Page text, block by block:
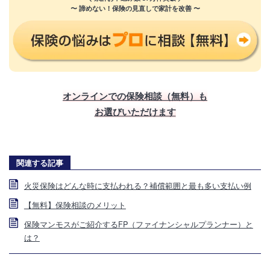
〜 諦めない！保険の見直しで家計を改善 〜
オンラインでの保険相談（無料）も
お選びいただけます
関連する記事
火災保険はどんな時に支払われる？補償範囲と最も多い支払い例
【無料】保険相談のメリット
保険マンモスがご紹介するFP（ファイナンシャルプランナー）と
は？